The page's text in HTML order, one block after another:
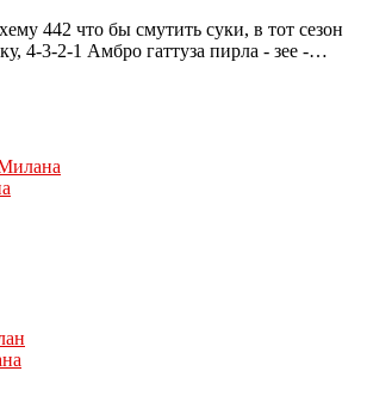
442 что бы смутить суки, в тот сезон
4-3-2-1 Амбро гаттуза пирла - зее -…